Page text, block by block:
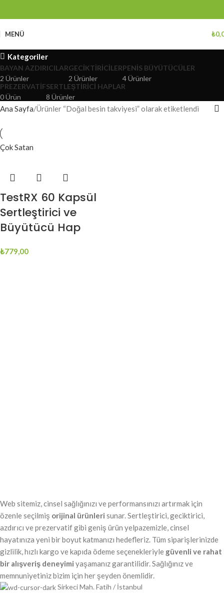
MENÜ ₺
Kategoriler
BAYAN AZDIRICILAR
2 Ürünler
GECIKTIRICILER
2 Ürünler
PENIS BÜYÜTÜCÜLER
4 Ürünler
PREZERVATIF
0 Ürün
SERTLEŞTIRICI HAPLAR
8 Ürünler
Ana Sayfa Ürünler “Doğal besin takviyesi” olarak etiketlendi
Çok Satan
TestRX 60 Kapsül
Sertleştirici ve
Büyütücü Hap
₺779,00
Web sitemiz, cinsel sağlığınızı ve performansınızı artırmak için
özenle seçilmiş orijinal ürünleri sunar. Sertleştirici, geciktirici,
azdırıcı ve prezervatif gibi geniş ürün yelpazemizle, cinsel
hayatınıza yeni bir boyut katmanızı hedefleriz. Tüm siparişlerinizde
gizlilik, hızlı kargo ve kapıda ödeme seçenekleriyle güvenli ve rahat
bir alışveriş deneyimi yaşamanız garantilidir. Sağlığınız ve
memnuniyetiniz bizim için her şeyden önemlidir.
Sirkeci Mah. Fatih / İstanbul